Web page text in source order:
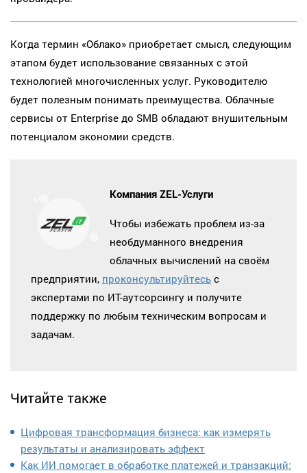
Когда термин «Облако» приобретает смысл, следующим
этапом будет использование связанных с этой
технологией многочисленных услуг. Руководителю
будет полезным понимать преимущества. Облачные
сервисы от Enterprise до SMB обладают внушительным
потенциалом экономии средств.
Компания ZEL-Услуги
Чтобы избежать проблем из-за
необдуманного внедрения
облачных вычислений на своём
предприятии, проконсультируйтесь с
экспертами по ИТ-аутсорсингу и получите
поддержку по любым техническим вопросам и
задачам.
Читайте также
Цифровая трансформация бизнеса: как измерять
результаты и анализировать эффект
Как ИИ помогает в обработке платежей и транзакций: